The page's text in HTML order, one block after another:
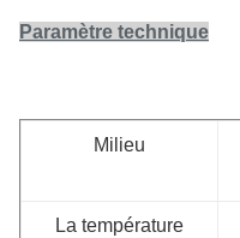
Paramètre technique
Milieu
La température